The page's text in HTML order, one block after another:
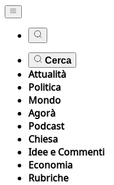
Cerca
Attualità
Politica
Mondo
Agorà
Podcast
Chiesa
Idee e Commenti
Economia
Rubriche